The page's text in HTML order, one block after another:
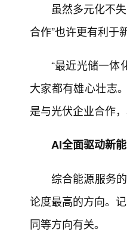
虽然多元化不
合作”也许更有利于
“最近光储一体
大家都有雄心壮志
是与光伏企业合作
AI全面驱动新
综合能源服务
论度最高的方向。
同等方向有关。